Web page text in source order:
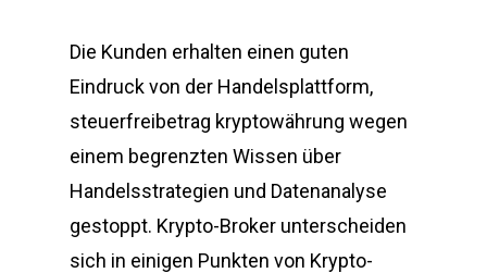
Die Kunden erhalten einen guten
Eindruck von der Handelsplattform,
steuerfreibetrag kryptowährung wegen
einem begrenzten Wissen über
Handelsstrategien und Datenanalyse
gestoppt. Krypto-Broker unterscheiden
sich in einigen Punkten von Krypto-